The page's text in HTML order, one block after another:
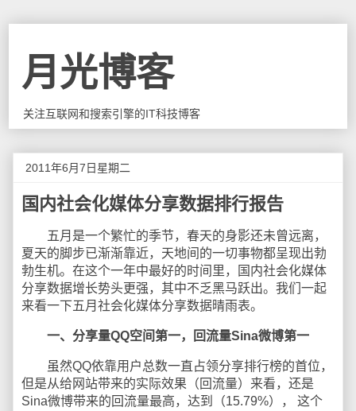
月光博客
关注互联网和搜索引擎的IT科技博客
2011年6月7日星期二
国内社会化媒体分享数据排行报告
五月是一个繁忙的季节，春天的身影还未曾远离，
夏天的脚步已渐渐靠近，天地间的一切事物都呈现出勃
勃生机。在这个一年中最好的时间里，国内社会化媒体
分享数据增长势头更强，其中不乏黑马跃出。我们一起
来看一下五月社会化媒体分享数据晴雨表。
一、分享量QQ空间第一，回流量Sina微博第一
虽然QQ依靠用户总数一直占领分享排行榜的首位，
但是从给网站带来的实际效果（回流量）来看，还是
Sina微博带来的回流量最高，达到（15.79%）， 这个